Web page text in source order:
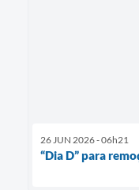
26 JUN 2026 - 06h21
“Dia D” para